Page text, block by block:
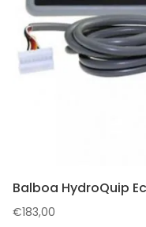
Balboa HydroQuip
€183,00